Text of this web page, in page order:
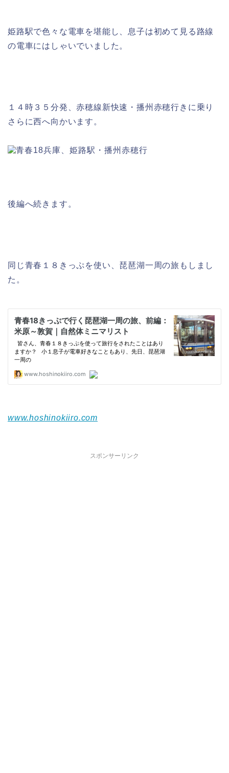
姫路駅で色々な電車を堪能し、息子は初めて見る路線
の電車にはしゃいでいました。
１４時３５分発、赤穂線新快速・播州赤穂行きに乗り
さらに西へ向かいます。
後編へ続きます。
同じ青春１８きっぷを使い、琵琶湖一周の旅もしまし
た。
www.hoshinokiiro.com
スポンサーリンク